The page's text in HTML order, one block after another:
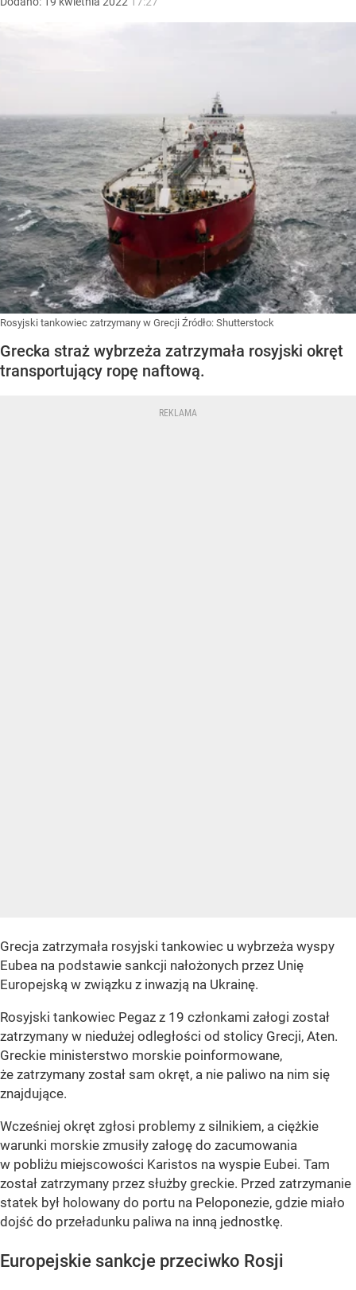
Rosyjski tankowiec zatrzymany w Grecji Źródło: Shutterstock
Grecka straż wybrzeża zatrzymała rosyjski okręt
transportujący ropę naftową.
Grecja zatrzymała rosyjski tankowiec u wybrzeża wyspy
Eubea na podstawie sankcji nałożonych przez Unię
Europejską w związku z inwazją na Ukrainę.
Rosyjski tankowiec Pegaz z 19 członkami załogi został
zatrzymany w niedużej odległości od stolicy Grecji, Aten.
Greckie ministerstwo morskie poinformowane,
że zatrzymany został sam okręt, a nie paliwo na nim się
znajdujące.
Wcześniej okręt zgłosi problemy z silnikiem, a ciężkie
warunki morskie zmusiły załogę do zacumowania
w pobliżu miejscowości Karistos na wyspie Eubei. Tam
został zatrzymany przez służby greckie. Przed zatrzymanie
statek był holowany do portu na Peloponezie, gdzie miało
dojść do przeładunku paliwa na inną jednostkę.
Europejskie sankcje przeciwko Rosji